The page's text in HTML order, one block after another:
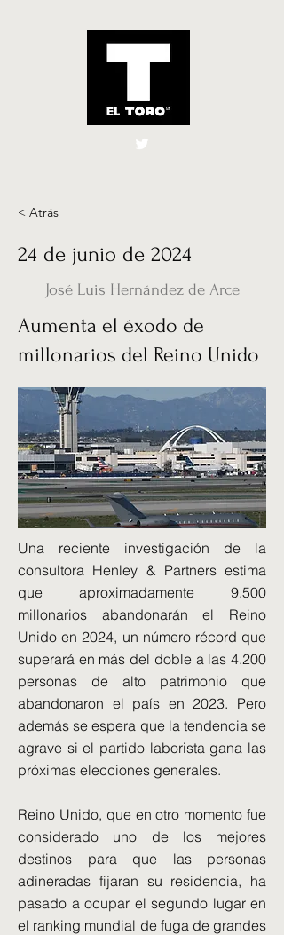
El Toro España
< Atrás
24 de junio de 2024
José Luis Hernández de Arce
Aumenta el éxodo de
millonarios del Reino Unido
Una reciente investigación de la
consultora Henley & Partners estima
que aproximadamente 9.500
millonarios abandonarán el Reino
Unido en 2024, un número récord que
superará en más del doble a las 4.200
personas de alto patrimonio que
abandonaron el país en 2023. Pero
además se espera que la tendencia se
agrave si el partido laborista gana las
próximas elecciones generales.
Reino Unido, que en otro momento fue
considerado uno de los mejores
destinos para que las personas
adineradas fijaran su residencia, ha
pasado a ocupar el segundo lugar en
el ranking mundial de fuga de grandes